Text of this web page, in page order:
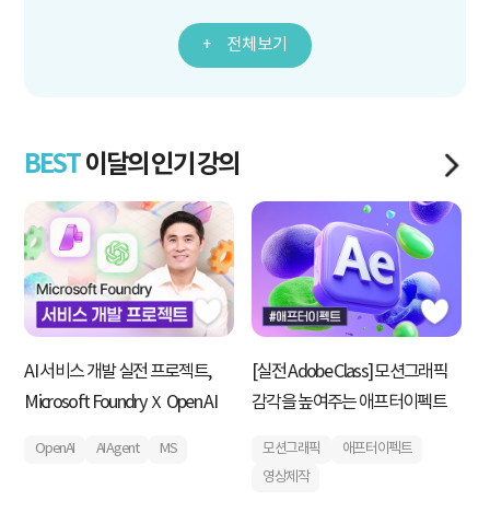
전체보기
BEST이달의 인기 강의
AI 서비스 개발 실전 프로젝트,
Microsoft Foundry Ｘ Open AI
OpenAI AI Agent MS
[실전 Adobe Class] 모션그래픽
감각을 높여주는 애프터이펙트
모션그래픽
애프터이펙트
영상제작